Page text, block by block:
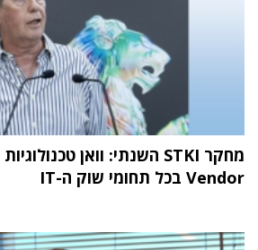
Vendor בכל תחומי שוק ה-IT